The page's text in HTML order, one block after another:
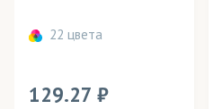
22 цвета
129.27